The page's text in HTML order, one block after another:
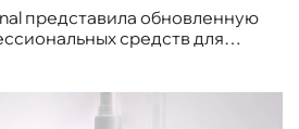
представила обновленную
средств для
утверж...